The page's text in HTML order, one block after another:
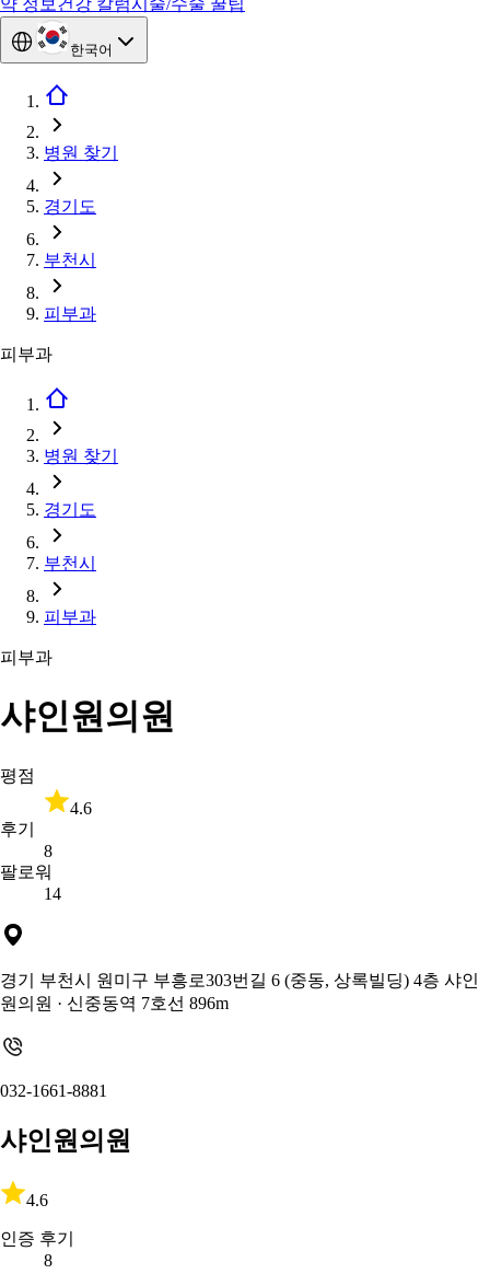
약 정보 건강 칼럼시술/수술 꿀팁
한국어
병원 찾기
경기도
부천시
피부과
피부과
병원 찾기
경기도
부천시
피부과
피부과
샤인원의원
평점
4.6
후기
8
팔로워
14
경기 부천시 원미구 부흥로303번길 6 (중동, 상록빌딩) 4층 샤인
원의원 · 신중동역 7호선 896m
032-1661-8881
샤인원의원
4.6
인증 후기
8